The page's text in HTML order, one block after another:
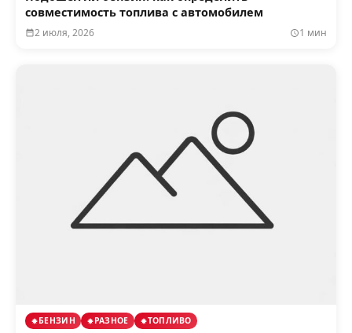
совместимость топлива с автомобилем
2 июля, 2026 1 мин
БЕНЗИН РАЗНОЕ ТОПЛИВО